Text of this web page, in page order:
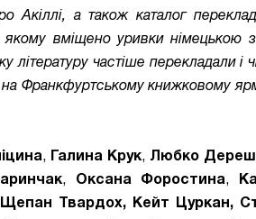
Акіллі, а також каталог
у якому вміщено уривки німецькою
літературу частіше перекладали і
на Франкфуртському книжковому
, Галина Крук, Любко Дереш
, Оксана Форостина,
Твардох, Кейт Цуркан,